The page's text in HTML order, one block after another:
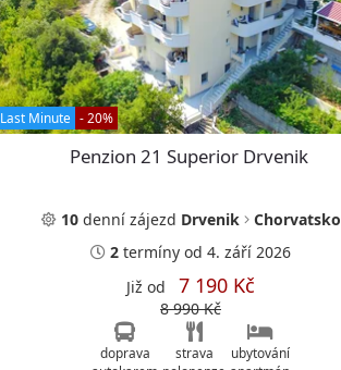
Last Minute - 20%
Penzion 21 Superior Drvenik
10dennízájezd Drvenik
Chorvatsko
2 termíny od 4. září 2026
Již od 7 190 Kč
8 990 Kč
doprava
strava
ubytování